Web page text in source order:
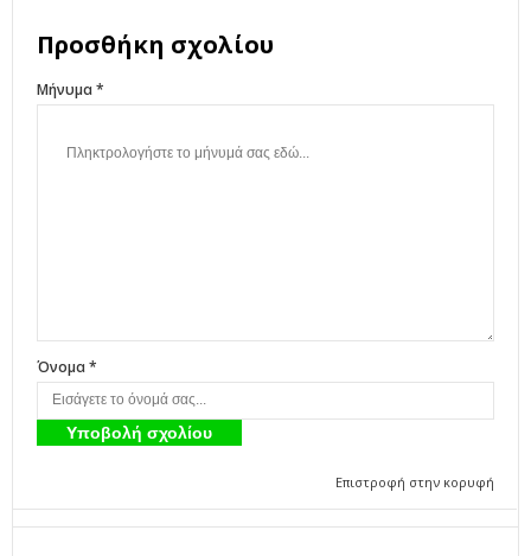
Προσθήκη σχολίου
Μήνυμα *
Όνομα *
Επιστροφή στην κορυφή